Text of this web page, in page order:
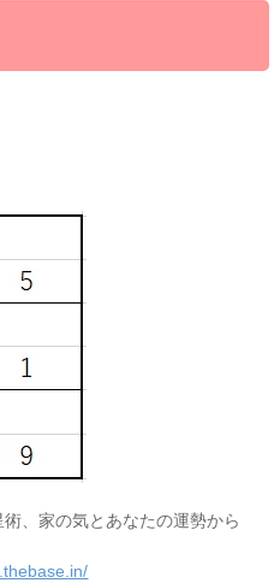
、家の気とあなたの運勢から